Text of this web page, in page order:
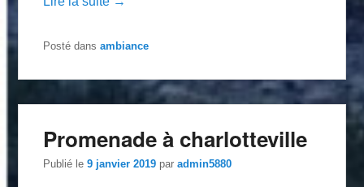
Posté dans ambiance
Promenade à charlotteville
Publié le9 janvier 2019 paradmin5880